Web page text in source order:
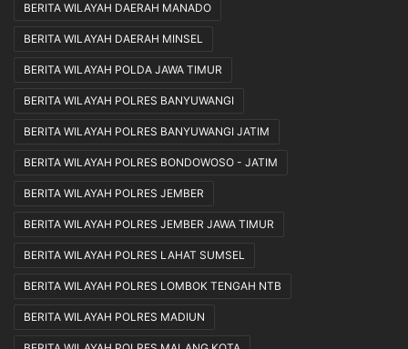
BERITA WILAYAH DAERAH MANADO
BERITA WILAYAH DAERAH MINSEL
BERITA WILAYAH POLDA JAWA TIMUR
BERITA WILAYAH POLRES BANYUWANGI
BERITA WILAYAH POLRES BANYUWANGI JATIM
BERITA WILAYAH POLRES BONDOWOSO - JATIM
BERITA WILAYAH POLRES JEMBER
BERITA WILAYAH POLRES JEMBER JAWA TIMUR
BERITA WILAYAH POLRES LAHAT SUMSEL
BERITA WILAYAH POLRES LOMBOK TENGAH NTB
BERITA WILAYAH POLRES MADIUN